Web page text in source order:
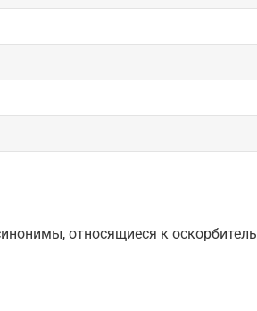
относящиеся к